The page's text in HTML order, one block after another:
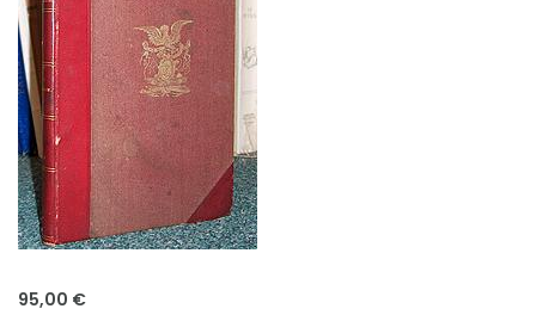
95,00 €